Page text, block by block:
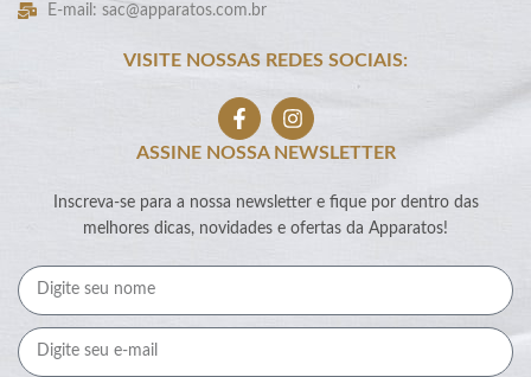
E-mail: sac@apparatos.com.br
VISITE NOSSAS REDES SOCIAIS:
ASSINE NOSSA NEWSLETTER
Inscreva-se para a nossa newsletter e fique por dentro das
melhores dicas, novidades e ofertas da Apparatos!